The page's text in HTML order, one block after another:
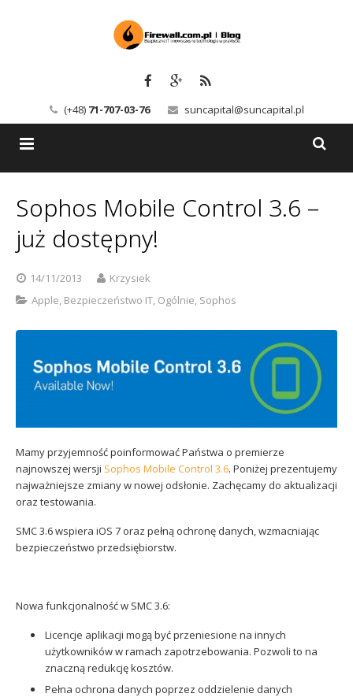
(+48) 71-707-03-76 suncapital@suncapital.pl
Backup-Solutions
Kerio
Serwery pocztowe
Sophos
Usługi
Szkolenia
Kontakt
Polityka prywatności
Sophos Mobile Control 3.6 –
już dostępny!
14/11/2013
Krzysiek
Apple, Bezpieczeństwo IT, Ogólnie, Sophos
Mamy przyjemność poinformować Państwa o premierze
najnowszej wersji Sophos Mobile Control 3.6. Poniżej prezentujemy
najważniejsze zmiany w nowej odsłonie. Zachęcamy do aktualizacji
oraz testowania.
SMC 3.6 wspiera iOS 7 oraz pełną ochronę danych, wzmacniając
bezpieczeństwo przedsiębiorstw.
Nowa funkcjonalność w SMC 3.6:
Licencje aplikacji mogą być przeniesione na innych
użytkowników w ramach zapotrzebowania. Pozwoli to na
znaczną redukcję kosztów.
Pełna ochrona danych poprzez oddzielenie danych